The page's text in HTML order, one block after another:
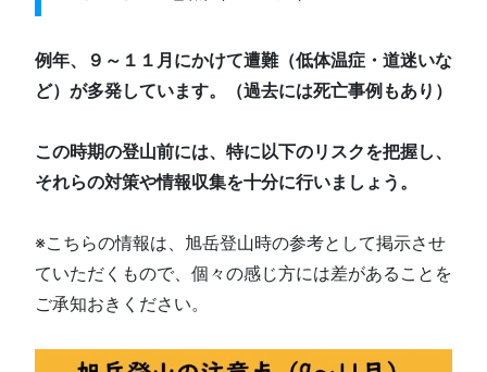
例年、９～１１月にかけて遭難（低体温症・道迷いな
ど）が多発しています。（過去には死亡事例もあり）
この時期の登山前には、特に以下のリスクを把握し、
それらの対策や情報収集を十分に行いましょう。
※こちらの情報は、旭岳登山時の参考として掲示させ
ていただくもので、個々の感じ方には差があることを
ご承知おきください。